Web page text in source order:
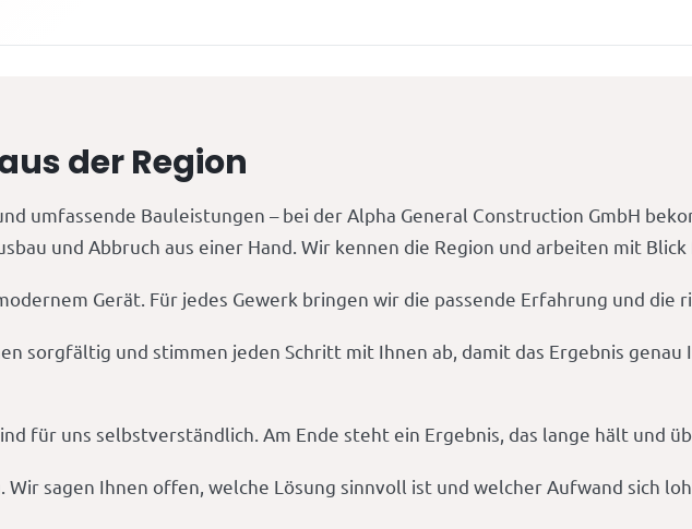
der Region
umfassende Bauleistungen – bei der Alpha General Construction GmbH
und Abbruch aus einer Hand. Wir kennen die Region und arbeiten mit Blick
Gerät. Für jedes Gewerk bringen wir die passende Erfahrung und die
sorgfältig und stimmen jeden Schritt mit Ihnen ab, damit das Ergebnis
für uns selbstverständlich. Am Ende steht ein Ergebnis, das lange hält und
sagen Ihnen offen, welche Lösung sinnvoll ist und welcher Aufwand sich